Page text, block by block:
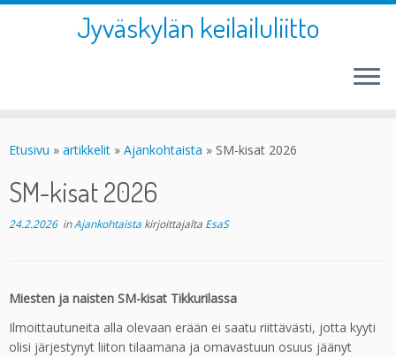
to
Jyväskylän keilailuliitto
Etusivu » artikkelit » Ajankohtaista » SM-kisat 2026
SM-kisat 2026
24.2.2026inAjankohtaista kirjoittajalta EsaS
Miesten ja naisten SM-kisat Tikkurilassa
Ilmoittautuneita alla olevaan erään ei saatu riittävästi, jotta kyyti
olisi järjestynyt liiton tilaamana ja omavastuun osuus jäänyt